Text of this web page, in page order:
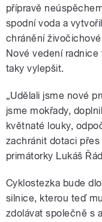
přípravě
spodní voda a
chránění
Nové vedení
taky vylepšit.
„Udělali jsme nové
jsme mokřady,
květnaté louky,
zachránit dotaci
primátorky Lukáš
Cyklostezka bude
silnice, kterou teď
zdolávat společně s